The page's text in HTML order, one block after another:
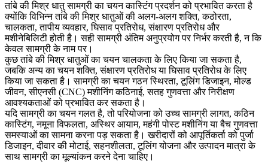
तांबे की मिश्र धातु सामग्री का चयन कास्टिंग प्रदर्शन को प्रभावित करता है
क्योंकि विभिन्न तांबे की मिश्र धातुओं की अलग-अलग शक्ति, कठोरता,
चालकता, तापीय व्यवहार, घिसाव प्रतिरोध, संक्षारण प्रतिरोध और
मशीनेबिलिटी होती है। सही सामग्री अंतिम अनुप्रयोग पर निर्भर करती है, न कि
केवल सामग्री के नाम पर।
कुछ तांबे की मिश्र धातुओं का चयन चालकता के लिए किया जा सकता है,
जबकि अन्य का चयन शक्ति, संक्षारण प्रतिरोध या घिसाव प्रतिरोध के लिए
किया जा सकता है। सामग्री का चयन गठन स्थिरता, टूलिंग डिजाइन, मोल्ड
जीवन, सीएनसी (CNC) मशीनिंग कठिनाई, सतह गुणवत्ता और निरीक्षण
आवश्यकताओं को प्रभावित कर सकता है।
यदि सामग्री का चयन गलत है, तो परियोजना को उच्च सामग्री लागत, कठिन
कास्टिंग, नमूना विफलता, अस्थिर आयाम, महंगी पोस्ट मशीनिंग या बैच गुणवत्ता
समस्याओं का सामना करना पड़ सकता है। खरीदारों को आपूर्तिकर्ता को पुर्जा
डिजाइन, दीवार की मोटाई, सहनशीलता, टूलिंग योजना और उत्पादन मात्रा के
साथ सामग्री का मूल्यांकन करने देना चाहिए।